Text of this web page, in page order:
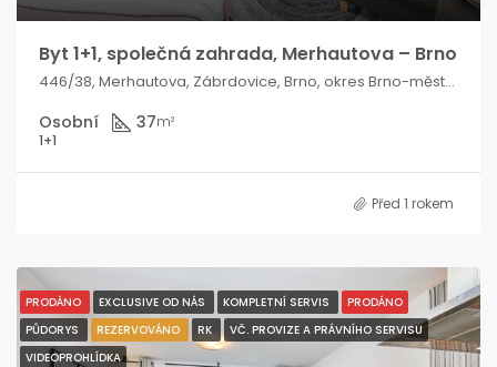
Byt 1+1, společná zahrada, Merhautova – Brno
446/38, Merhautova, Zábrdovice, Brno, okres Brno-město, Jihomoravský kraj, 613 00, Česko
Osobní 37m²
1+1
Před 1 rokem
PRODÁNO EXCLUSIVE OD NÁS KOMPLETNÍ SERVIS
PRODÁNO
PŮDORYS
REZERVOVÁNO RK
VČ. PROVIZE A PRÁVNÍHO SERVISU
VIDEOPROHLÍDKA